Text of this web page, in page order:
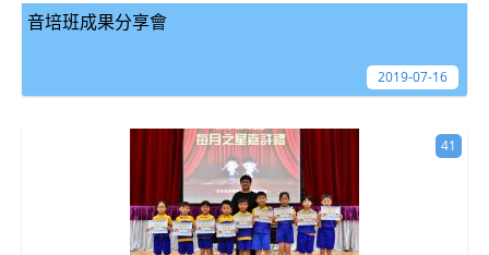
音培班成果分享會
2019-07-16
41